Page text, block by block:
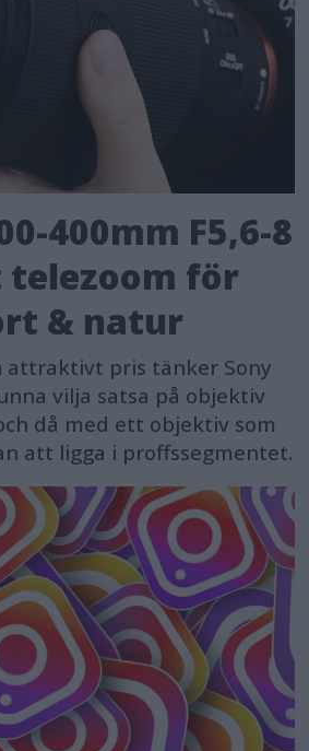
400mm F5,6-8
telezoom för
& natur
attraktivt pris tänker Sony
vilja satsa på objektiv
då med ett objektiv som
att ligga i proffssegmentet.